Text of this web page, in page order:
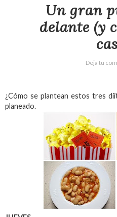
Un gran
delante (y
Deja tu
¿Cómo se plantean estos tres
planeado.